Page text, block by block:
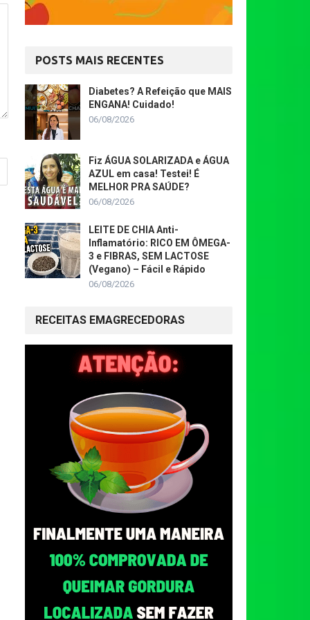
POSTS MAIS RECENTES
Diabetes? A Refeição que MAIS
ENGANA! Cuidado!
06/08/2026
Fiz ÁGUA SOLARIZADA e ÁGUA
AZUL em casa! Testei! É
MELHOR PRA SAÚDE?
06/08/2026
LEITE DE CHIA Anti-
Inflamatório: RICO EM ÔMEGA-
3 e FIBRAS, SEM LACTOSE
(Vegano) – Fácil e Rápido
06/08/2026
RECEITAS EMAGRECEDORAS